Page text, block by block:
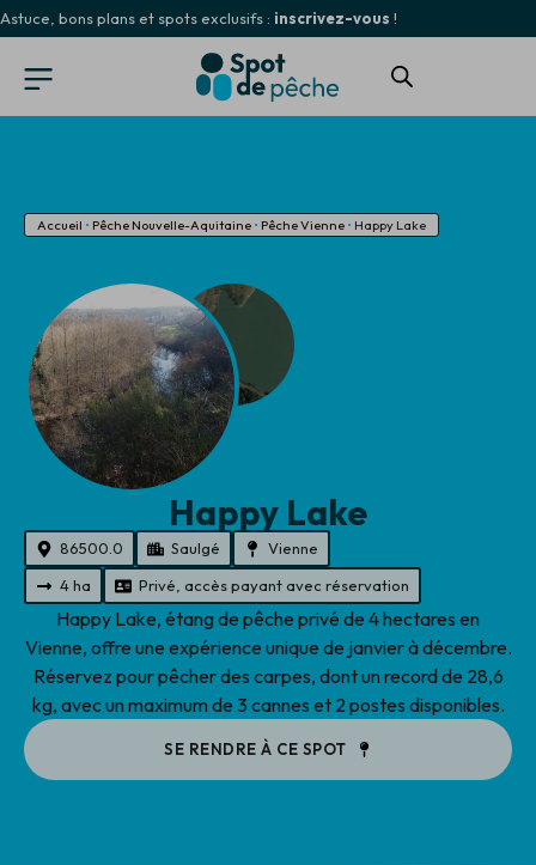
Astuce, bons plans et spots exclusifs : inscrivez-vous !
Accueil • Pêche Nouvelle-Aquitaine • Pêche Vienne • Happy Lake
Happy Lake
86500.0 Saulgé
Vienne
4 ha
Privé, accès payant avec réservation
Happy Lake, étang de pêche privé de 4 hectares en
Vienne, offre une expérience unique de janvier à décembre.
Réservez pour pêcher des carpes, dont un record de 28,6
kg, avec un maximum de 3 cannes et 2 postes disponibles.
SE RENDRE À CE SPOT